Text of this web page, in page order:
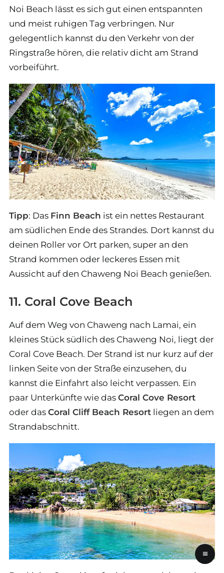
Noi Beach lässt es sich gut einen entspannten
und meist ruhigen Tag verbringen. Nur
gelegentlich kannst du den Verkehr von der
Ringstraße hören, die relativ dicht am Strand
vorbeiführt.
Tipp: Das Finn Beach ist ein nettes Restaurant
am südlichen Ende des Strandes. Dort kannst du
deinen Roller vor Ort parken, super an den
Strand kommen oder leckeres Essen mit
Aussicht auf den Chaweng Noi Beach genießen.
11. Coral Cove Beach
Auf dem Weg von Chaweng nach Lamai, ein
kleines Stück südlich des Chaweng Noi, liegt der
Coral Cove Beach. Der Strand ist nur kurz auf der
linken Seite von der Straße einzusehen, du
kannst die Einfahrt also leicht verpassen. Ein
paar Unterkünfte wie das Coral Cove Resort
oder das Coral Cliff Beach Resort liegen an dem
Strandabschnitt.
≡